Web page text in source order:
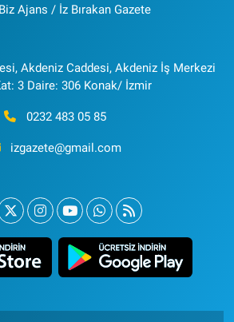
Ajans / İz Bırakan Gazete
Akdeniz Caddesi, Akdeniz İş Merkezi
3 Daire: 306 Konak/ İzmir
0232 483 05 85
izgazete@gmail.com